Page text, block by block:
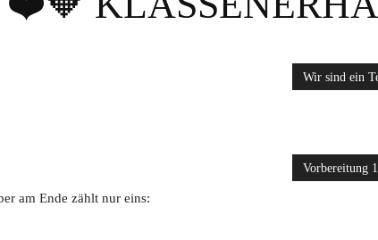
am Ende zählt nur eins:
Wir sind ein
Vorbereitung